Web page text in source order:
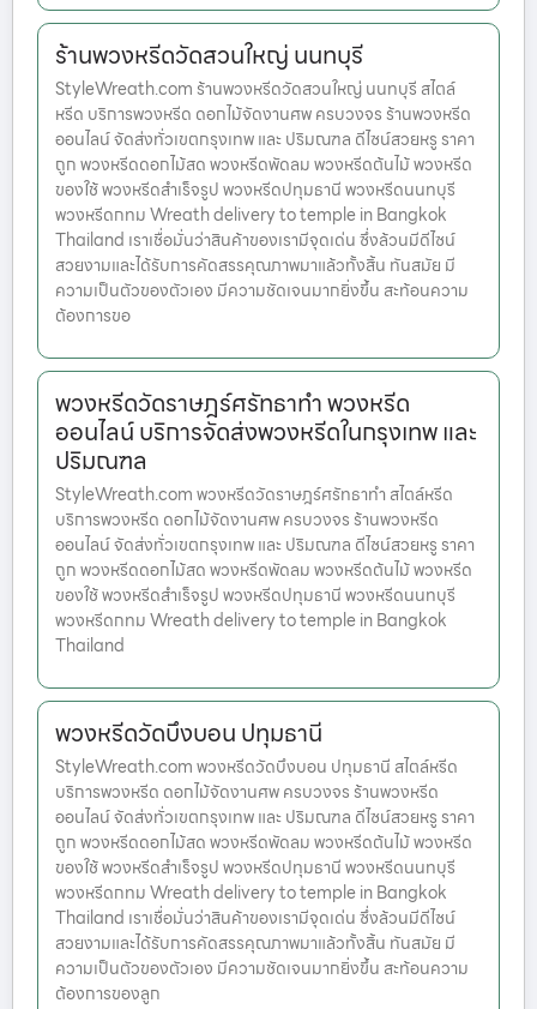
ร้านพวงหรีดวัดสวนใหญ่ นนทบุรี
StyleWreath.com ร้านพวงหรีดวัดสวนใหญ่ นนทบุรี สไตล์
หรีด บริการพวงหรีด ดอกไม้จัดงานศพ ครบวงจร ร้านพวงหรีด
ออนไลน์ จัดส่งทั่วเขตกรุงเทพ และ ปริมณฑล ดีไซน์สวยหรู ราคา
ถูก พวงหรีดดอกไม้สด พวงหรีดพัดลม พวงหรีดต้นไม้ พวงหรีด
ของใช้ พวงหรีดสำเร็จรูป พวงหรีดปทุมธานี พวงหรีดนนทบุรี
พวงหรีดกทม Wreath delivery to temple in Bangkok
Thailand เราเชื่อมั่นว่าสินค้าของเรามีจุดเด่น ซึ่งล้วนมีดีไซน์
สวยงามและได้รับการคัดสรรคุณภาพมาแล้วทั้งสิ้น ทันสมัย มี
ความเป็นตัวของตัวเอง มีความชัดเจนมากยิ่งขึ้น สะท้อนความ
ต้องการขอ
พวงหรีดวัดราษฎร์ศรัทธาทำ พวงหรีด
ออนไลน์ บริการจัดส่งพวงหรีดในกรุงเทพ และ
ปริมณฑล
StyleWreath.com พวงหรีดวัดราษฎร์ศรัทธาทำ สไตล์หรีด
บริการพวงหรีด ดอกไม้จัดงานศพ ครบวงจร ร้านพวงหรีด
ออนไลน์ จัดส่งทั่วเขตกรุงเทพ และ ปริมณฑล ดีไซน์สวยหรู ราคา
ถูก พวงหรีดดอกไม้สด พวงหรีดพัดลม พวงหรีดต้นไม้ พวงหรีด
ของใช้ พวงหรีดสำเร็จรูป พวงหรีดปทุมธานี พวงหรีดนนทบุรี
พวงหรีดกทม Wreath delivery to temple in Bangkok
Thailand
พวงหรีดวัดบึงบอน ปทุมธานี
StyleWreath.com พวงหรีดวัดบึงบอน ปทุมธานี สไตล์หรีด
บริการพวงหรีด ดอกไม้จัดงานศพ ครบวงจร ร้านพวงหรีด
ออนไลน์ จัดส่งทั่วเขตกรุงเทพ และ ปริมณฑล ดีไซน์สวยหรู ราคา
ถูก พวงหรีดดอกไม้สด พวงหรีดพัดลม พวงหรีดต้นไม้ พวงหรีด
ของใช้ พวงหรีดสำเร็จรูป พวงหรีดปทุมธานี พวงหรีดนนทบุรี
พวงหรีดกทม Wreath delivery to temple in Bangkok
Thailand เราเชื่อมั่นว่าสินค้าของเรามีจุดเด่น ซึ่งล้วนมีดีไซน์
สวยงามและได้รับการคัดสรรคุณภาพมาแล้วทั้งสิ้น ทันสมัย มี
ความเป็นตัวของตัวเอง มีความชัดเจนมากยิ่งขึ้น สะท้อนความ
ต้องการของลูก